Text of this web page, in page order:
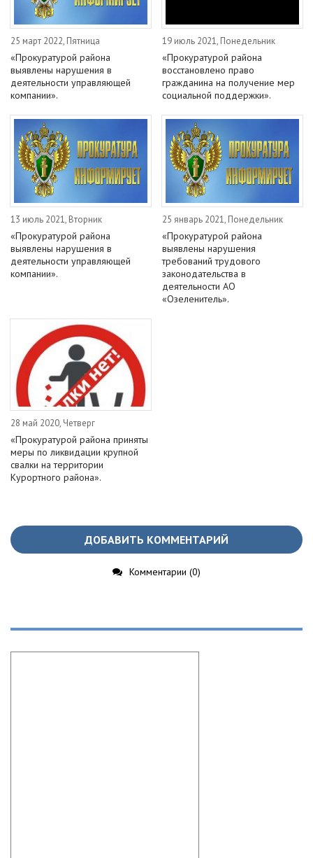
25 март 2022, Пятница
«Прокуратурой района
выявлены нарушения в
деятельности управляющей
компании».
19 июль 2021, Понедельник
«Прокуратурой района
восстановлено право
гражданина на получение мер
социальной поддержки».
13 июль 2021, Вторник
«Прокуратурой района
выявлены нарушения в
деятельности управляющей
компании».
25 январь 2021, Понедельник
«Прокуратурой района
выявлены нарушения
требований трудового
законодательства в
деятельности АО
«Озеленитель».
28 май 2020, Четверг
«Прокуратурой района приняты
меры по ликвидации крупной
свалки на территории
Курортного района».
ДОБАВИТЬ КОММЕНТАРИЙ
Комментарии (0)